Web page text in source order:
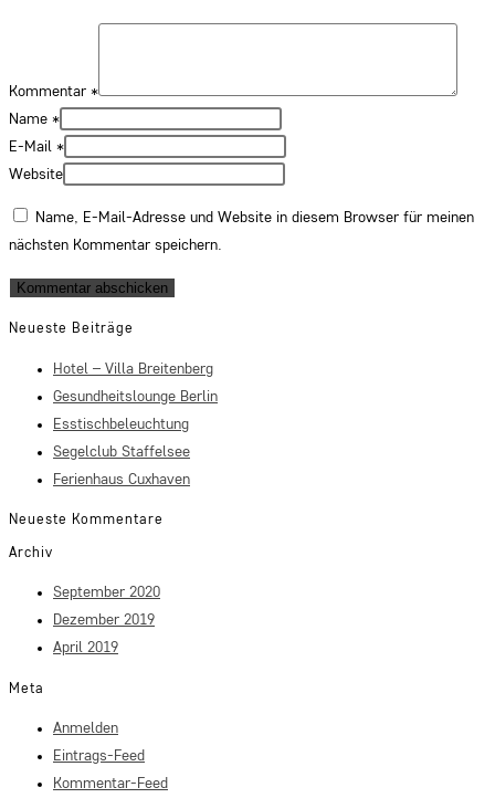
Kommentar *
Name *
E-Mail *
Website
Name, E-Mail-Adresse und Website in diesem Browser für meinen
nächsten Kommentar speichern.
Neueste Beiträge
Hotel – Villa Breitenberg
Gesundheitslounge Berlin
Esstischbeleuchtung
Segelclub Staffelsee
Ferienhaus Cuxhaven
Neueste Kommentare
Archiv
September 2020
Dezember 2019
April 2019
Meta
Anmelden
Eintrags-Feed
Kommentar-Feed